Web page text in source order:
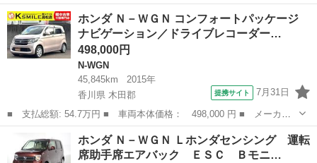
名： ホンダ ■ 車種名： Ｎ－ＷＧＮ ■ グレード名： Ｇホンダ
センシング ＣＤプレーヤー・ＥＣＯＮスイッチ・スマートキー・パ
ワーウィンドウ・...
愛媛 松山市 N-WGN
ホンダ Ｎ－ＷＧＮ コンフォートパッケージ
ナビゲーション／ドライブレコーダー…
498,000円
N-WGN
45,845km
2015年
香川県 木田郡
提携サイト 7月31日
■ 支払総額: 54.7万円 ■ 車両本体価格： 498,000 円 ■ メーカー
名： ホンダ ■ 車種名： Ｎ－ＷＧＮ ■ グレード名： コンフォ
ートパッケージ ナビゲーション／ドライブレコーダー／バックカメ
ラ／スマート...
N-WGN
ホンダ Ｎ－ＷＧＮ Ｌホンダセンシング 運転
席助手席エアバック ＥＳＣ Ｂモニ…